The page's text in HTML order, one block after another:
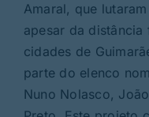
Amaral, que
apesar da
cidades de
parte do elenco
Nuno Nolasco,